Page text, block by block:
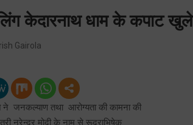
केदारनाथ धाम के कपाट खुले
Gairola
ने जनकल्याण तथा आरोग्यता की कामना की
नरेन्द्र मोदी के नाम से रूद्राभिषेक